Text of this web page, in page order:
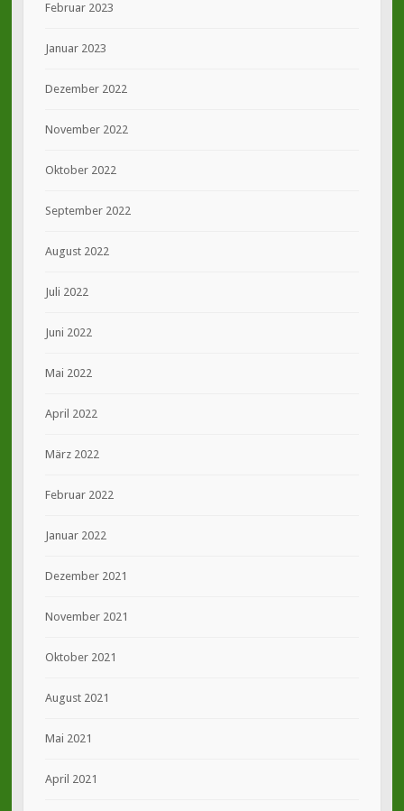
Februar 2023
Januar 2023
Dezember 2022
November 2022
Oktober 2022
September 2022
August 2022
Juli 2022
Juni 2022
Mai 2022
April 2022
März 2022
Februar 2022
Januar 2022
Dezember 2021
November 2021
Oktober 2021
August 2021
Mai 2021
April 2021